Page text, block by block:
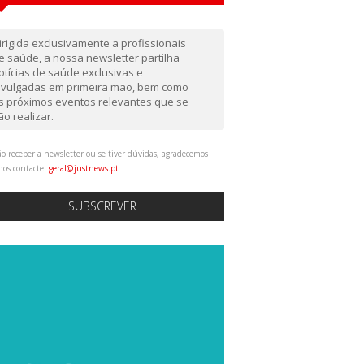
exclusivamente a profissionais
saúde, a nossa newsletter partilha
de saúde exclusivas e
em primeira mão, bem como
próximos eventos relevantes que se
realizar.
receber a newsletter ou se tiver dúvidas, agradecemos
contacte: geral@justnews.pt
SUBSCREVER